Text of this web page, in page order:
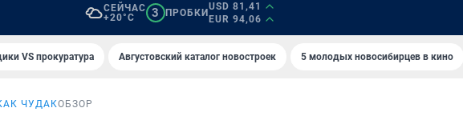
СЕЙЧАС
+20°C
3 ПРОБКИ
USD 81,41
EUR 94,06
VS прокуратура Августовский каталог новостроек 5 молодых новосибирцев в кино
ЧУДАКОБЗОР